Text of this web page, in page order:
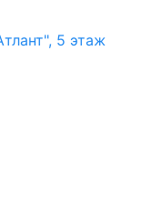
5 этаж